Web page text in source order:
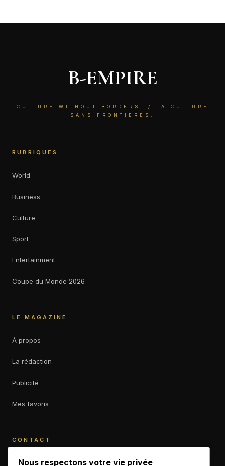
B-EMPIRE
CULTURE WITHOUT BORDERS. / LA CULTURE
SANS FRONTIÈRES.
RUBRIQUES
World
Business
Culture
Sport
Entertainment
Coupe du Monde 2026
LE MAGAZINE
À propos
La rédaction
Publicité
Mes favoris
CONTACT
contact@b-empiremagazine.com
Nous respectons votre vie privée